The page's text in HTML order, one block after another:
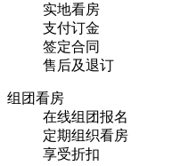
实地看房
支付订金
签定合同
售后及退订
组团看房
在线组团报名
定期组织看房
享受折扣